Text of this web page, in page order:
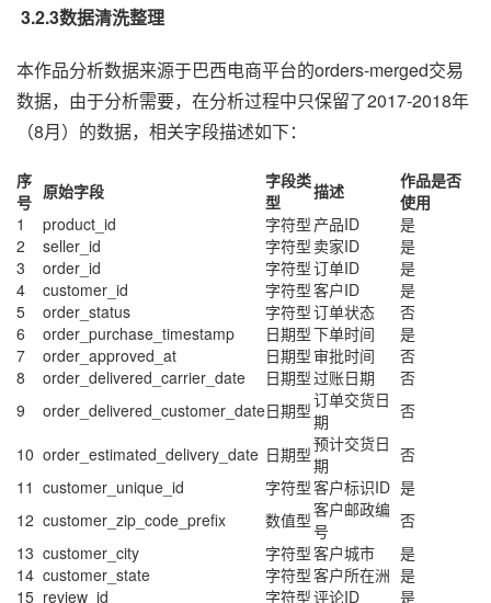
3.2.3数据清洗整理
本作品分析数据来源于巴西电商平台的orders-merged交易
数据，由于分析需要，在分析过程中只保留了2017-2018年
（8月）的数据，相关字段描述如下：
序
号 原始字段
字段类
型
描述
作品是否
使用
1
product_id 字符型 产品ID
是
2
seller_id 字符型 卖家ID
是
3
order_id 字符型订单ID
是
4
customer_id 字符型客户ID
是
5
order_status 字符型订单状态
否
6
order_purchase_timestamp 日期型下单时间
是
7
order_approved_at 日期型 审批时间
否
8
order_delivered_carrier_date 日期型过账日期
否
9
order_delivered_customer_date日期型订单交货日
期
否
10 order_estimated_delivery_date 日期型预计交货日
期
否
11 customer_unique_id 字符型客户标识ID 是
12 customer_zip_code_prefix 数值型客户邮政编
号
否
13 customer_city 字符型客户城市
是
14 customer_state 字符型客户所在洲 是
15 review_id 字符型评论ID 是